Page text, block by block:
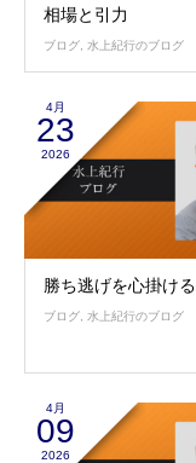
相場と引力
ブログ, 水上紀行のブログ
4月
23
2026
勝ち逃げを心掛ける
ブログ 水上紀行のブログ
4月
09
2026